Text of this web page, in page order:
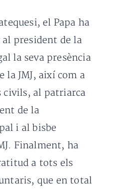
el Papa ha
president de la
la seva presència
la JMJ, així com a
al patriarca
de la
i al bisbe
Finalment, ha
a tots els
que en total